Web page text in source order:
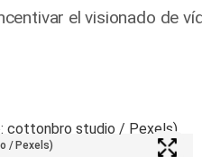
el visionado de
/ Pexels)